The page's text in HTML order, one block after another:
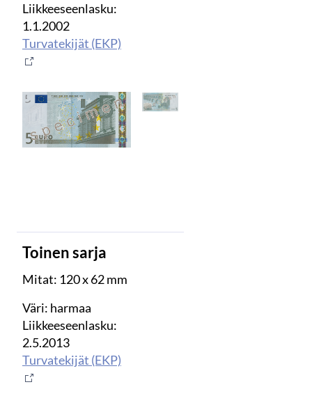
Liikkeeseenlasku:
1.1.2002
Turvatekijät (EKP)
Toinen sarja
Mitat: 120 x 62 mm
Väri: harmaa
Liikkeeseenlasku:
2.5.2013
Turvatekijät (EKP)